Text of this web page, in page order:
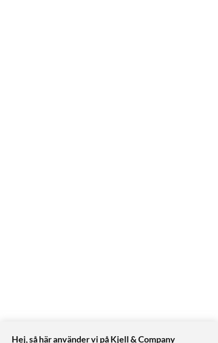
Hej, så här använder vi på Kjell & Company